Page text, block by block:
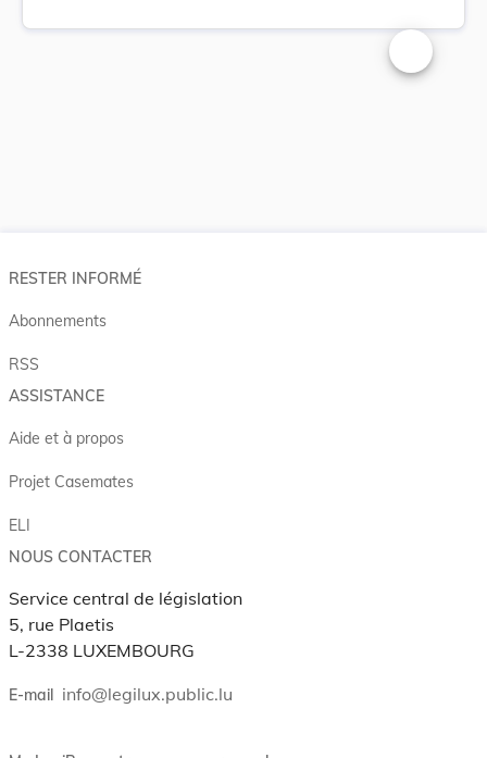
Changer la
RESTER INFORMÉ
Abonnements
RSS
ASSISTANCE
Aide et à propos
Projet Casemates
ELI
NOUS CONTACTER
Service central de législation
5, rue Plaetis
L-2338 LUXEMBOURG
E-mail info@legilux.public.lu